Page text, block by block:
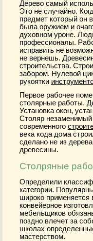
Дерево самый
Это не случайно.
предмет который он
была оружием и
духовном уроне.
профессионалы.
исправить не
не вернешь.
строительства.
забором. Нулевой
рукоятки
Первое рабочее
столярные работы.
Установка окон,
Столяр незаменимый
современного
века кода дома
сделано не из
древесины.
Столряные
Определили
категории.
широко применяется
конвейерное
мебельщиков
поздно влечет за
школах
мастерством.